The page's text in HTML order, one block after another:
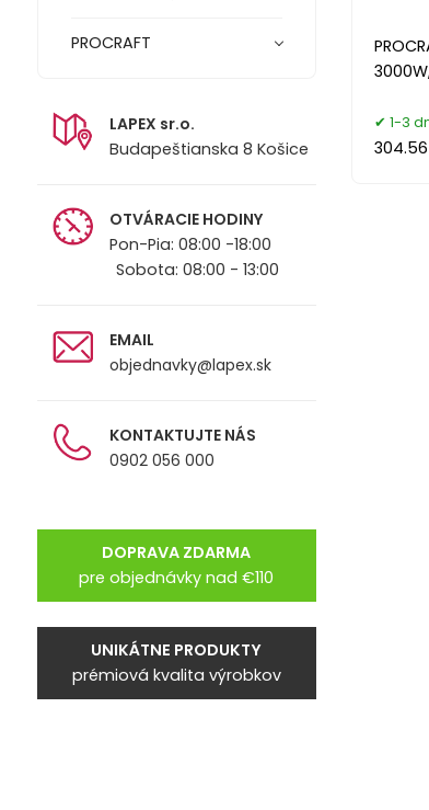
PROCRAFT
LAPEX sr.o.
Budapeštianska 8 Košice
OTVÁRACIE HODINY
Pon-Pia: 08:00 -18:00
Sobota: 08:00 - 13:00
EMAIL
objednavky@lapex.sk
KONTAKTUJTE NÁS
0902 056 000
DOPRAVA ZDARMA
pre objednávky nad €110
UNIKÁTNE PRODUKTY
prémiová kvalita výrobkov
1-3